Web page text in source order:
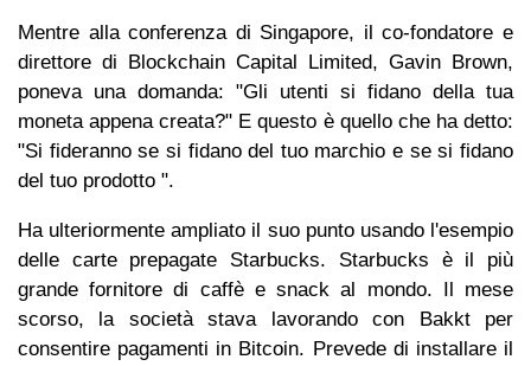
Mentre alla conferenza di Singapore, il co-fondatore e
direttore di Blockchain Capital Limited, Gavin Brown,
poneva una domanda: "Gli utenti si fidano della tua
moneta appena creata?" E questo è quello che ha detto:
"Si fideranno se si fidano del tuo marchio e se si fidano
del tuo prodotto ".
Ha ulteriormente ampliato il suo punto usando l'esempio
delle carte prepagate Starbucks. Starbucks è il più
grande fornitore di caffè e snack al mondo. Il mese
scorso, la società stava lavorando con Bakkt per
consentire pagamenti in Bitcoin. Prevede di installare il